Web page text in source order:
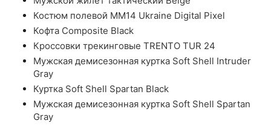
Костюм полевой ММ14 Ukraine Digital Pixel
Кофта Composite Black
Кроссовки трекинговые TRENTO TUR 24
Мужская демисезонная куртка Soft Shell Intruder
Gray
Куртка Soft Shell Spartan Black
Мужская демисезонная куртка Soft Shell Spartan
Gray